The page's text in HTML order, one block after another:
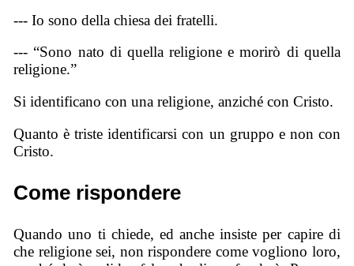
--- Io sono della chiesa dei fratelli.
--- “Sono nato di quella religione e morirò di quella
religione.”
Si identificano con una religione, anziché con Cristo.
Quanto è triste identificarsi con un gruppo e non con
Cristo.
Come rispondere
Quando uno ti chiede, ed anche insiste per capire di
che religione sei, non rispondere come vogliono loro,